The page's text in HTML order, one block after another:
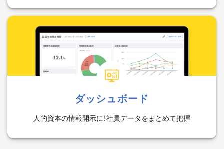
ダッシュボード
人的資本の情報開示に！社員データをまとめて把握